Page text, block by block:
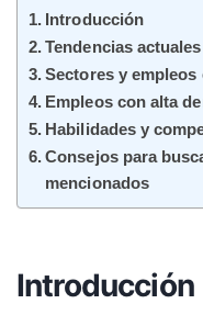
Introducción
Tendencias
Sectores y empleos
Empleos con alta
Habilidades y
Consejos para
mencionados
Introducción